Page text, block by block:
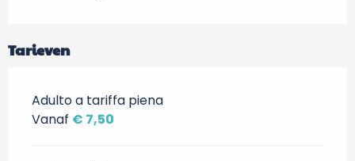
Tarieven
Adulto a tariffa piena
Vanaf € 7,50